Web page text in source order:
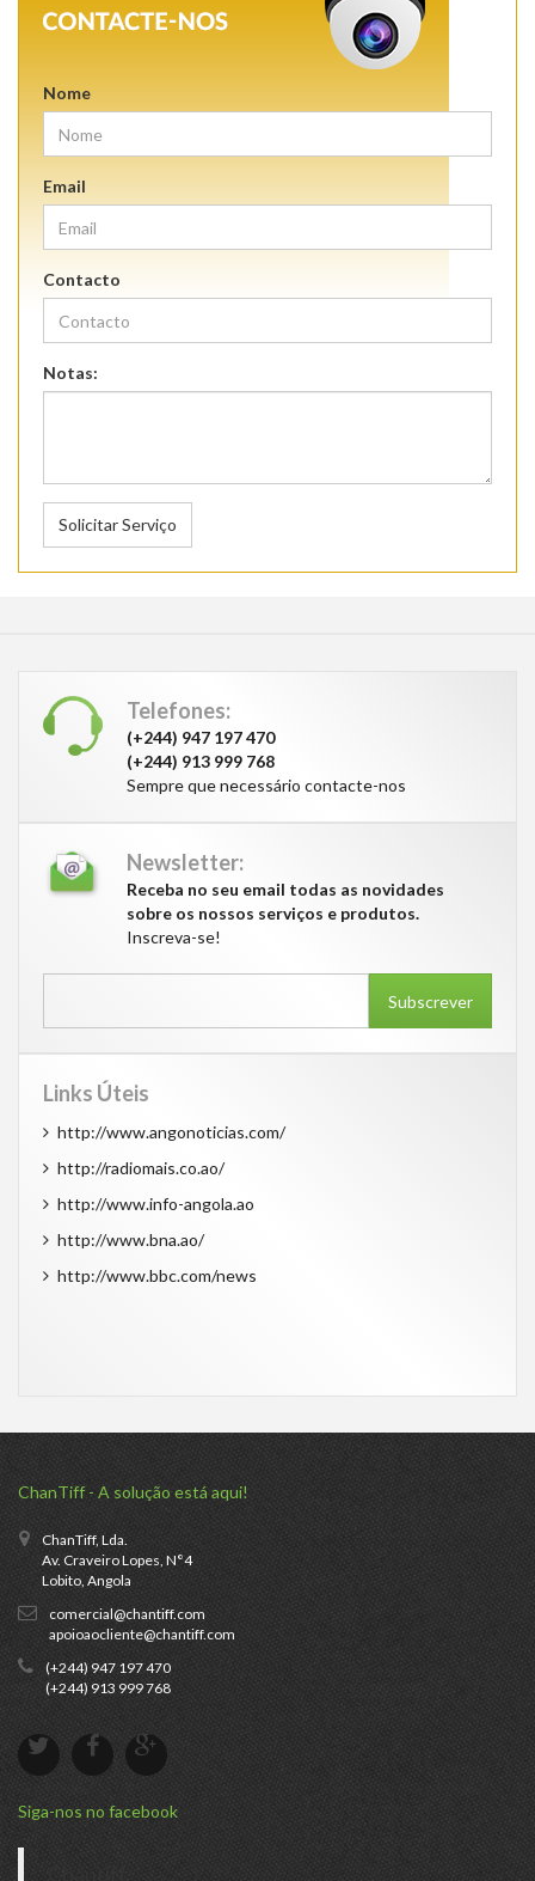
Nome
Email
Contacto
Notas:
Solicitar Serviço
Telefones:
(+244) 947 197 470
(+244) 913 999 768
Sempre que necessário contacte-nos
Newsletter:
Receba no seu email todas as novidades
sobre os nossos serviços e produtos.
Inscreva-se!
Subscrever
Links Úteis
http://www.angonoticias.com/
http://radiomais.co.ao/
http://www.info-angola.ao
http://www.bna.ao/
http://www.bbc.com/news
ChanTiff - A solução está aqui!
ChanTiff, Lda.
Av. Craveiro Lopes, N°4
Lobito, Angola
comercial@chantiff.com
apoioaocliente@chantiff.com
(+244) 947 197 470
(+244) 913 999 768
Siga-nos no facebook